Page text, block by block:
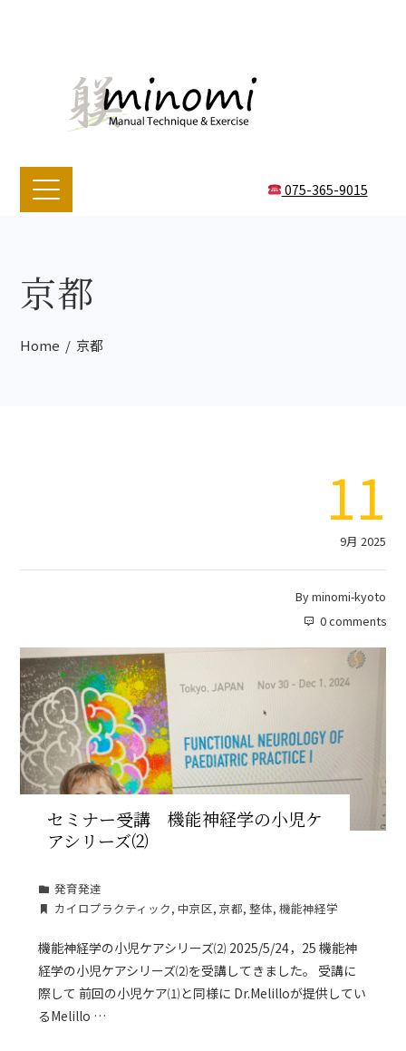
075-365-9015
京都
Home 京都
11
9月 2025
Byminomi-kyoto
0 comments
セミナー受講 機能神経学の小児ケ
アシリーズ⑵
発育発達
カイロプラクティック,中京区,京都,整体,機能神経学
機能神経学の小児ケアシリーズ⑵ 2025/5/24，25 機能神
経学の小児ケアシリーズ⑵を受講してきました。 受講に
際して 前回の小児ケア⑴と同様に Dr.Melilloが提供してい
るMelillo …